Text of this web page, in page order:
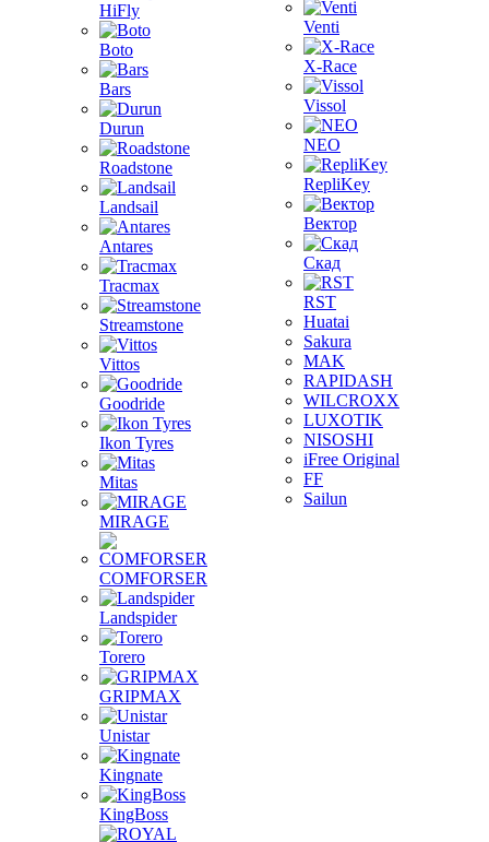
HiFly
Boto
Bars
Durun
Roadstone
Landsail
Antares
Tracmax
Streamstone
Vittos
Goodride
Ikon Tyres
Mitas
MIRAGE
COMFORSER
Landspider
Torero
GRIPMAX
Unistar
Kingnate
KingBoss
Venti
X-Race
Vissol
NEO
RepliKey
Вектор
Скад
RST
Huatai
Sakura
MAK
RAPIDASH
WILCROXX
LUXOTIK
NISOSHI
iFree Original
FF
Sailun